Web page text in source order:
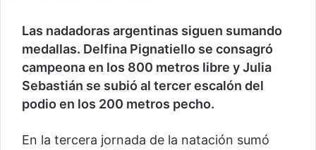
Las nadadoras argentinas siguen sumando
medallas. Delfina Pignatiello se consagró
campeona en los 800 metros libre y Julia
Sebastián se subió al tercer escalón del
podio en los 200 metros pecho.
En la tercera jornada de la natación sumó